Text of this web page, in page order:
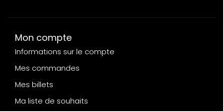
Mon compte
Informations sur le compte
Mes commandes
Mes billets
Ma liste de souhaits